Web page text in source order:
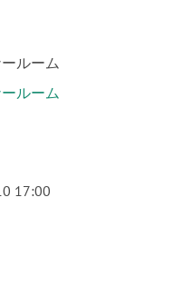
ルーム
ルーム
17:00